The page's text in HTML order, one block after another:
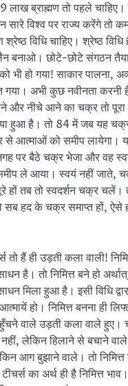
ब्राह्मण तो पहले
सारे विश्व पर राज्य करेंगे
विधि चाहिए। श्रेष्ठ
बनाओ। छोटे-छोटे संगठन
को भी हो गया! साकार पालना,
गया। अभी कुछ नवीनता करनी
और नीचे आने का चक्र तो पूरा
हुआ है। तो 84 में जब यह चक्र
से आत्माओं को समीप लायेगा।
पर बैठे चक्र भेजा और वह
ले आया। स्वयं नहीं जाते,
हों तब तो स्वदर्शन चक्र चलें।
सब हद के चक्र समाप्त हों, ऐसे
तो हैं ही उड़ती कला वाली!
है। तो निमित्त बने हो
मिला हुआ है। इसी विधि
हो। निमित्त बनना ही
वाले उड़ती कला वाले हुए।
नहीं, लेकिन हिलाने से बचाने
आग बुझाने वाले। तो निमित्त
का अर्थ ही है निमित्त